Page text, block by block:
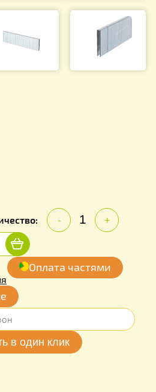
- +
Оплата частями